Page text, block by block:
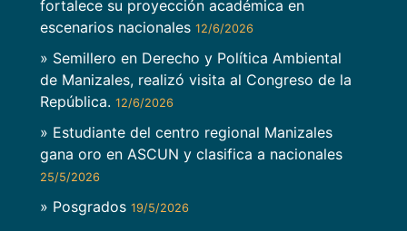
fortalece su proyección académica en
escenarios nacionales 12/6/2026
» Semillero en Derecho y Política Ambiental
de Manizales, realizó visita al Congreso de la
República. 12/6/2026
» Estudiante del centro regional Manizales
gana oro en ASCUN y clasifica a nacionales
25/5/2026
» Posgrados 19/5/2026